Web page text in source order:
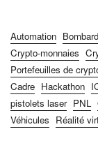
Automation
Crypto-monnaies
Portefeuilles de
Cadre Hackathon
pistolets laser PNL
Véhicules Réalité